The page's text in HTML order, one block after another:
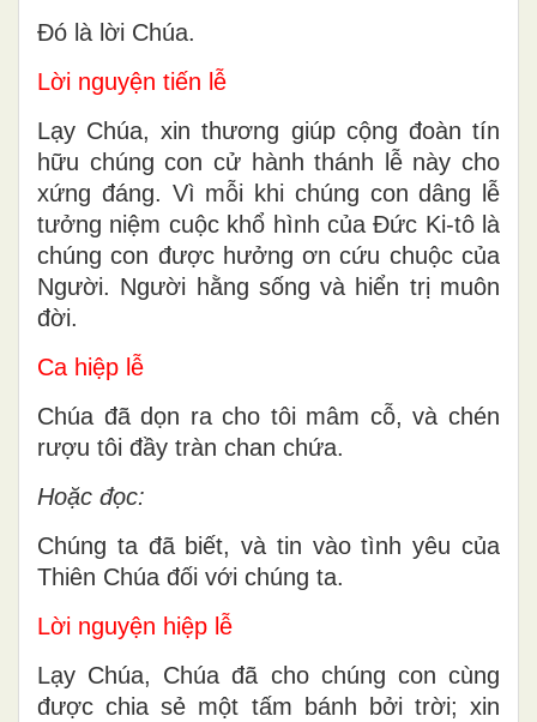
Ðó là lời Chúa.
Lời nguyện tiến lễ
Lạy Chúa, xin thương giúp cộng đoàn tín
hữu chúng con cử hành thánh lễ này cho
xứng đáng. Vì mỗi khi chúng con dâng lễ
tưởng niệm cuộc khổ hình của Ðức Ki-tô là
chúng con được hưởng ơn cứu chuộc của
Người. Người hằng sống và hiển trị muôn
đời.
Ca hiệp lễ
Chúa đã dọn ra cho tôi mâm cỗ, và chén
rượu tôi đầy tràn chan chứa.
Hoặc đọc:
Chúng ta đã biết, và tin vào tình yêu của
Thiên Chúa đối với chúng ta.
Lời nguyện hiệp lễ
Lạy Chúa, Chúa đã cho chúng con cùng
được chia sẻ một tấm bánh bởi trời; xin